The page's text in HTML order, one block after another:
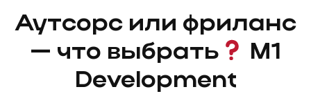
Аутсорс или фриланс
— что выбрать
M1
Development